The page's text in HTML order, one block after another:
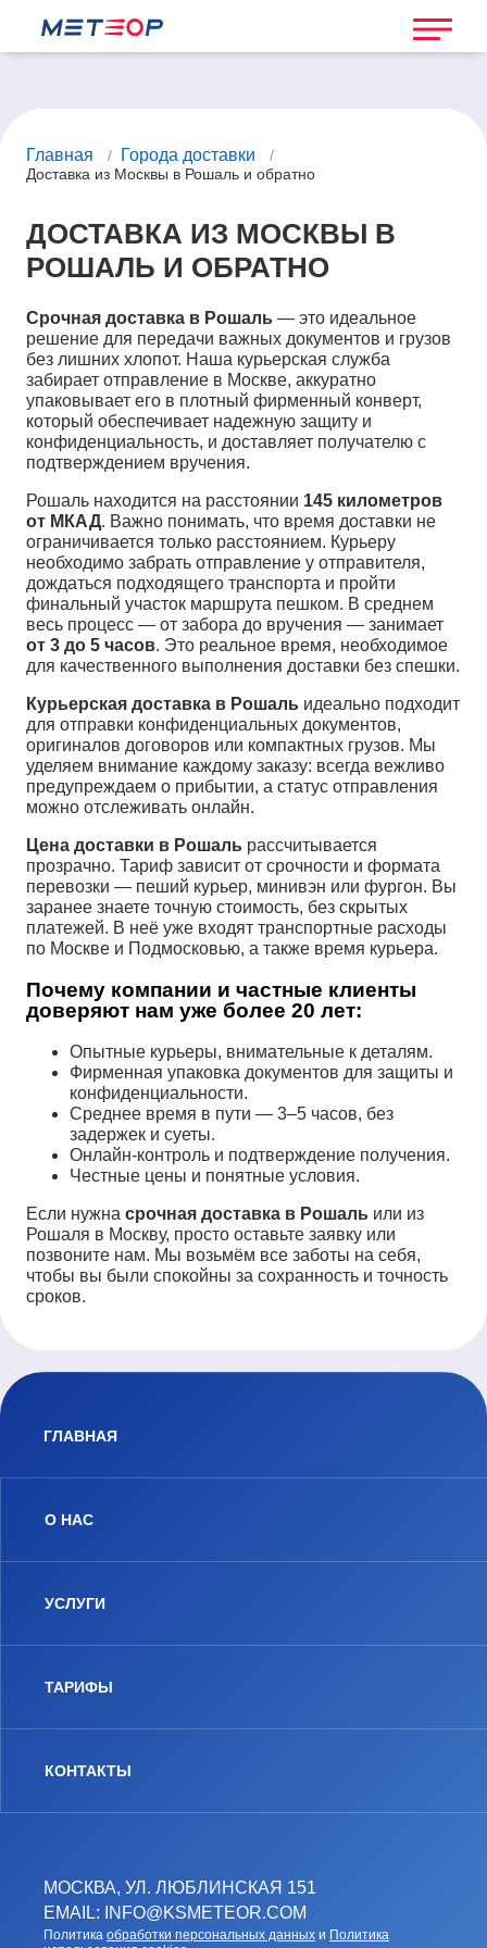
Главная / Города доставки
/
Доставка из Москвы в Рошаль и обратно
ДОСТАВКА ИЗ МОСКВЫ В
РОШАЛЬ И ОБРАТНО
Срочная доставка в Рошаль — это идеальное
решение для передачи важных документов и грузов
без лишних хлопот. Наша курьерская служба
забирает отправление в Москве, аккуратно
упаковывает его в плотный фирменный конверт,
который обеспечивает надежную защиту и
конфиденциальность, и доставляет получателю с
подтверждением вручения.
Рошаль находится на расстоянии 145 километров
от МКАД. Важно понимать, что время доставки не
ограничивается только расстоянием. Курьеру
необходимо забрать отправление у отправителя,
дождаться подходящего транспорта и пройти
финальный участок маршрута пешком. В среднем
весь процесс — от забора до вручения — занимает
от 3 до 5 часов. Это реальное время, необходимое
для качественного выполнения доставки без спешки.
Курьерская доставка в Рошаль идеально подходит
для отправки конфиденциальных документов,
оригиналов договоров или компактных грузов. Мы
уделяем внимание каждому заказу: всегда вежливо
предупреждаем о прибытии, а статус отправления
можно отслеживать онлайн.
Цена доставки в Рошаль рассчитывается
прозрачно. Тариф зависит от срочности и формата
перевозки — пеший курьер, минивэн или фургон. Вы
заранее знаете точную стоимость, без скрытых
платежей. В неё уже входят транспортные расходы
по Москве и Подмосковью, а также время курьера.
Почему компании и частные клиенты
доверяют нам уже более 20 лет:
Опытные курьеры, внимательные к деталям.
Фирменная упаковка документов для защиты и
конфиденциальности.
Среднее время в пути — 3–5 часов, без
задержек и суеты.
Онлайн-контроль и подтверждение получения.
Честные цены и понятные условия.
Если нужна срочная доставка в Рошаль или из
Рошаля в Москву, просто оставьте заявку или
позвоните нам. Мы возьмём все заботы на себя,
чтобы вы были спокойны за сохранность и точность
сроков.
МОСКВА, УЛ. ЛЮБЛИНСКАЯ 151
EMAIL: INFO@KSMETEOR.COM
Политика обработки персональных данных и Политика
ГЛАВНАЯ
О НАС
УСЛУГИ
ТАРИФЫ
КОНТАКТЫ